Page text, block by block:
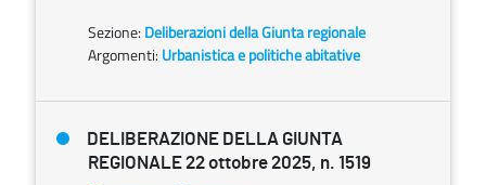
Sezione: Deliberazioni della Giunta regionale
Argomenti: Urbanistica e politiche abitative
DELIBERAZIONE DELLA GIUNTA
REGIONALE 22 ottobre 2025, n. 1519